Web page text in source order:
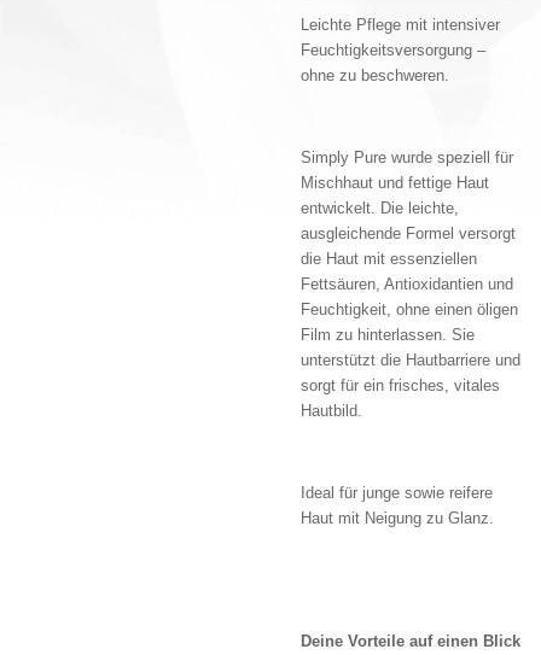
Leichte Pflege mit intensiver
Feuchtigkeitsversorgung –
ohne zu beschweren.
Simply Pure wurde speziell für
Mischhaut und fettige Haut
entwickelt. Die leichte,
ausgleichende Formel versorgt
die Haut mit essenziellen
Fettsäuren, Antioxidantien und
Feuchtigkeit, ohne einen öligen
Film zu hinterlassen. Sie
unterstützt die Hautbarriere und
sorgt für ein frisches, vitales
Hautbild.
Ideal für junge sowie reifere
Haut mit Neigung zu Glanz.
Deine Vorteile auf einen Blick